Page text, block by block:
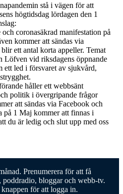
stå i vägen för att
högtidsdag lördagen den 1
coronasäkrad manifestation på
kommer att sändas via
ett antal korta appeller. Temat
Löfven vid riksdagens öppnande
ett led i försvaret av sjukvård,
håller ett webbsänt
politik i övergripande frågor
att sändas via Facebook och
på 1 Maj kommer att finnas i
du är ledig och slut upp med oss
Prenumerera för att få
bloggar och webb-tv.
för att logga in.